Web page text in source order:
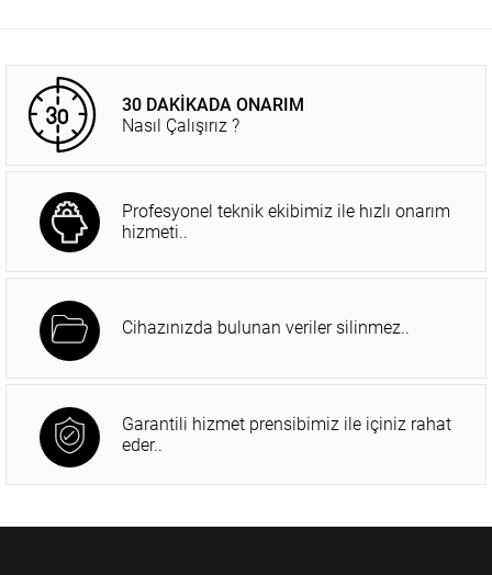
30 DAKİKADA ONARIM
Nasıl Çalışırız ?
Profesyonel teknik ekibimiz ile hızlı onarım
hizmeti..
Cihazınızda bulunan veriler silinmez..
Garantili hizmet prensibimiz ile içiniz rahat
eder..